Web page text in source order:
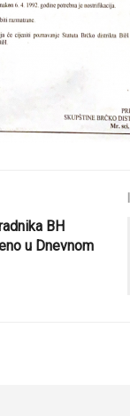
BH
u Dnevnom